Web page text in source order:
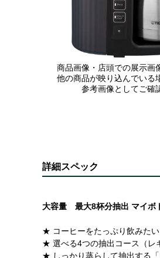
商品画像・店頭での展示画
他の商品が映り込んでいる
参考画像としてご確
詳細スペック
大容量 最大8杯分抽出 マイボ
★ コーヒーをたっぷり飲みたい
★ 選べる4つの抽出コース（レ
★ しっかり蒸らして抽出する「